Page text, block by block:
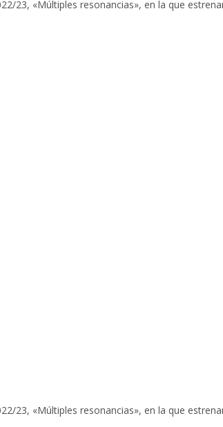
23, «Múltiples resonancias», en la que
23, «Múltiples resonancias», en la que